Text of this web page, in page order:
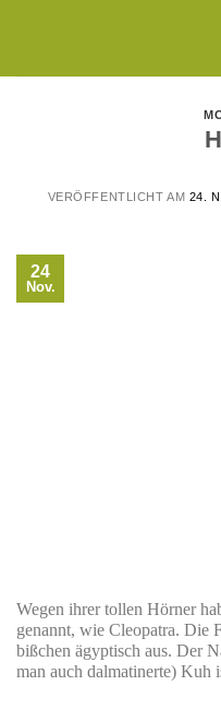
VERÖFFENTLICHT AM 24.
24
Nov.
Wegen ihrer tollen Hörner
genannt, wie Cleopatra. Die
bißchen ägyptisch aus. Der
man auch dalmatinerte) Kuh